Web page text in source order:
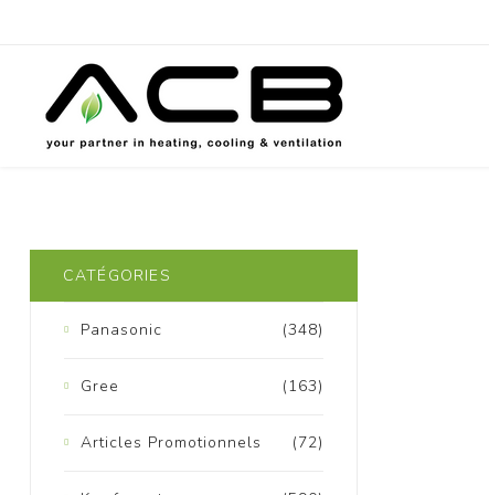
CATÉGORIES
(348)
Panasonic
(163)
Gree
(72)
Articles Promotionnels